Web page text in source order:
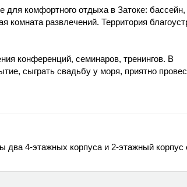
комфортного отдыха в Затоке: бассейн,
комната развлечений. Территория
конференций, семинаров, тренингов. В
сыграть свадьбу у моря, приятно
два 4-этажных корпуса и 2-этажный корпус